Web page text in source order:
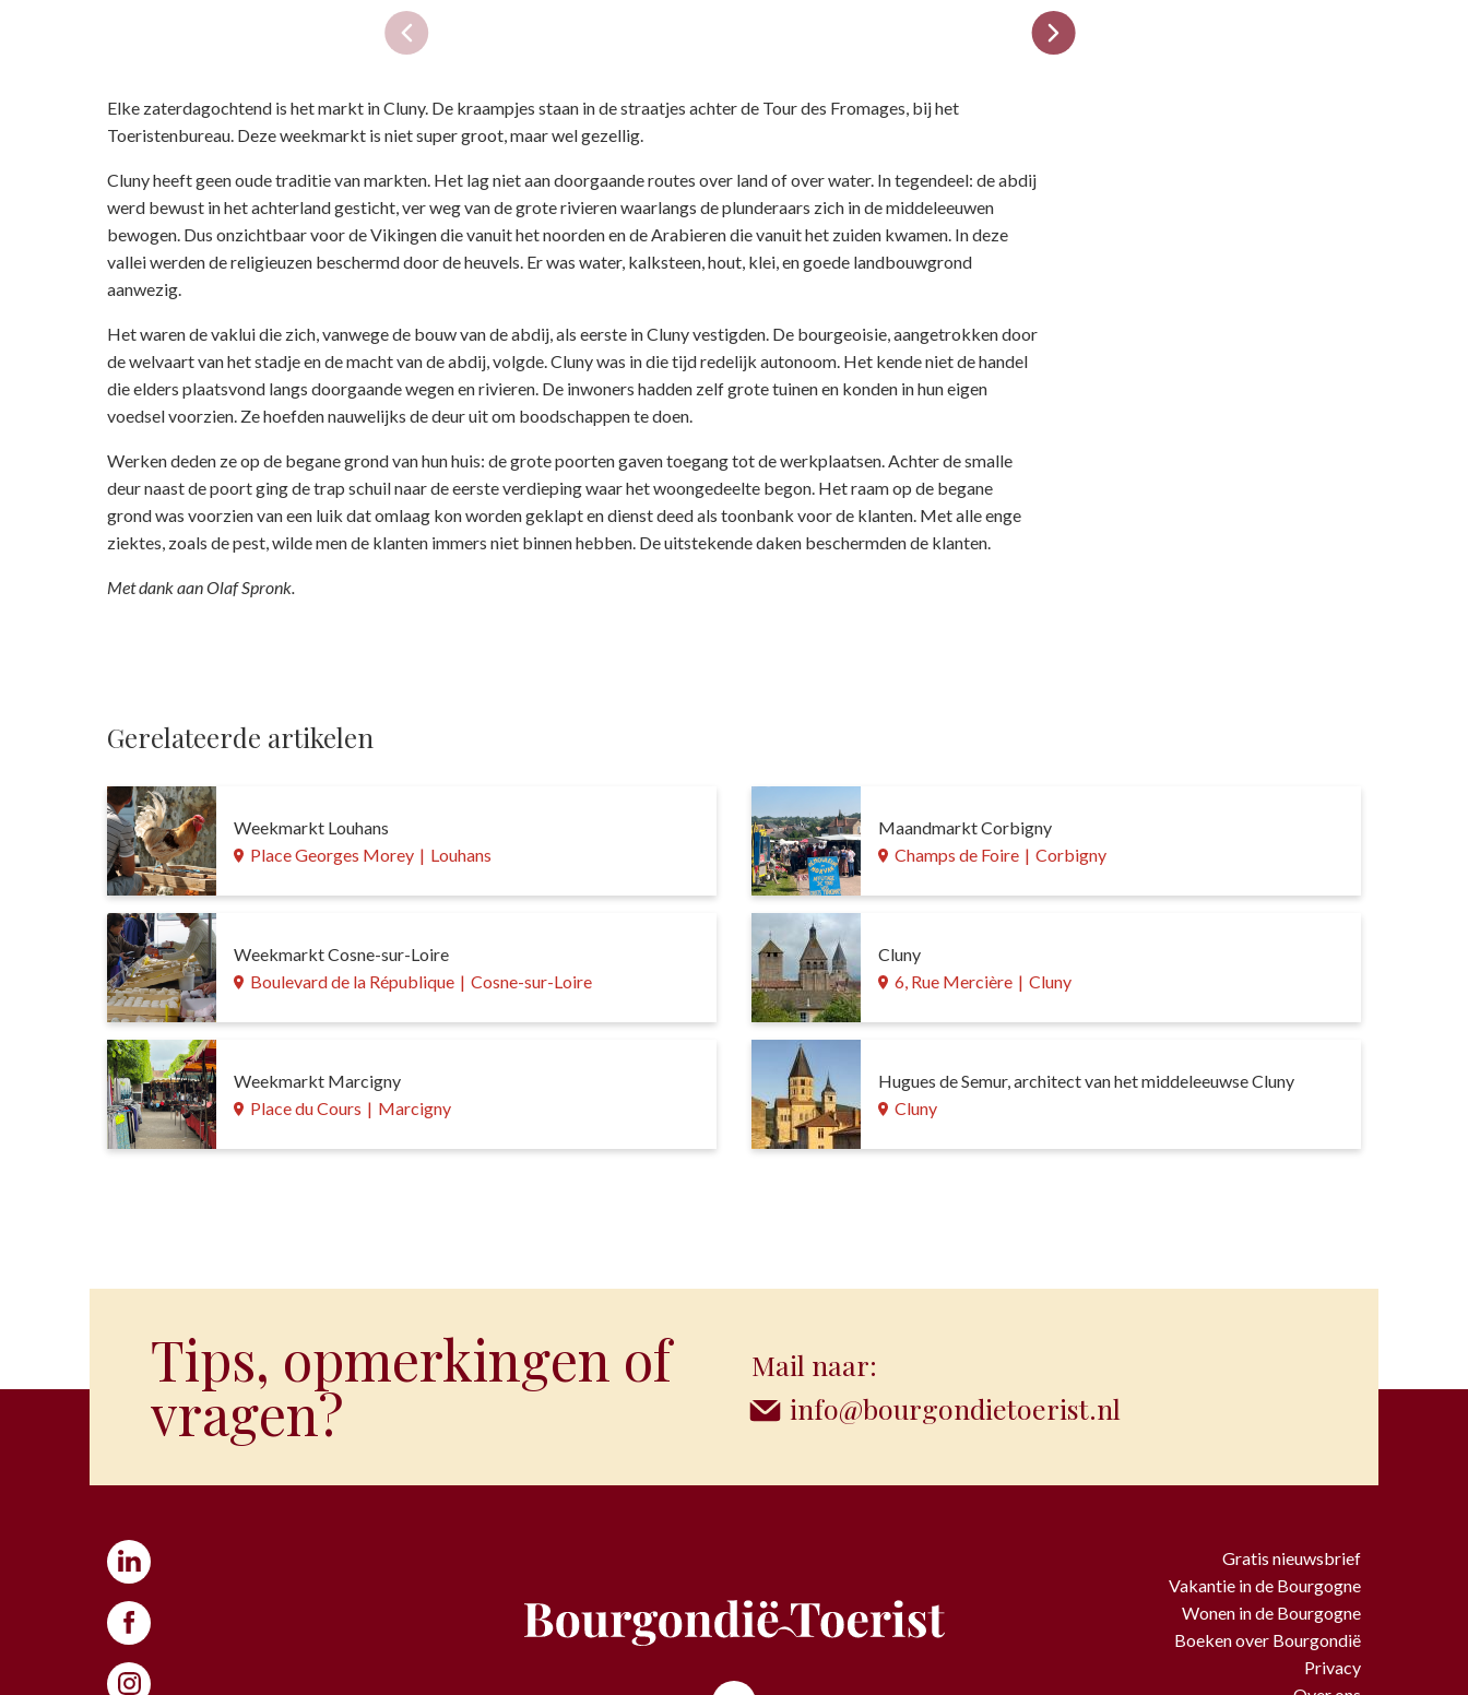
Elke zaterdagochtend is het markt in Cluny. De kraampjes staan in de straatjes achter de Tour des Fromages, bij het
Toeristenbureau. Deze weekmarkt is niet super groot, maar wel gezellig.
Cluny heeft geen oude traditie van markten. Het lag niet aan doorgaande routes over land of over water. In tegendeel: de abdij
werd bewust in het achterland gesticht, ver weg van de grote rivieren waarlangs de plunderaars zich in de middeleeuwen
bewogen. Dus onzichtbaar voor de Vikingen die vanuit het noorden en de Arabieren die vanuit het zuiden kwamen. In deze
vallei werden de religieuzen beschermd door de heuvels. Er was water, kalksteen, hout, klei, en goede landbouwgrond
aanwezig.
Het waren de vaklui die zich, vanwege de bouw van de abdij, als eerste in Cluny vestigden. De bourgeoisie, aangetrokken door
de welvaart van het stadje en de macht van de abdij, volgde. Cluny was in die tijd redelijk autonoom. Het kende niet de handel
die elders plaatsvond langs doorgaande wegen en rivieren. De inwoners hadden zelf grote tuinen en konden in hun eigen
voedsel voorzien. Ze hoefden nauwelijks de deur uit om boodschappen te doen.
Werken deden ze op de begane grond van hun huis: de grote poorten gaven toegang tot de werkplaatsen. Achter de smalle
deur naast de poort ging de trap schuil naar de eerste verdieping waar het woongedeelte begon. Het raam op de begane
grond was voorzien van een luik dat omlaag kon worden geklapt en dienst deed als toonbank voor de klanten. Met alle enge
ziektes, zoals de pest, wilde men de klanten immers niet binnen hebben. De uitstekende daken beschermden de klanten.
Met dank aan Olaf Spronk.
Gerelateerde artikelen
Weekmarkt Louhans
Place Georges Morey | Louhans
Weekmarkt Cosne-sur-Loire
Boulevard de la République | Cosne-sur-Loire
Weekmarkt Marcigny
Place du Cours | Marcigny
Maandmarkt Corbigny
Champs de Foire | Corbigny
Cluny
6, Rue Mercière | Cluny
Hugues de Semur, architect van het middeleeuwse Cluny
Cluny
Tips, opmerkingen of
vragen?
Mail naar:
info@bourgondietoerist.nl
Gratis nieuwsbrief
Vakantie in de Bourgogne
Wonen in de Bourgogne
Boeken over Bourgondië
Privacy